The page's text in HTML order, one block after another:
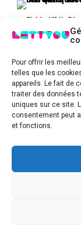
Pour offrir les
telles que les
appareils. Le fait de
traiter des données
uniques sur ce site.
consentement peut
et fonctions.